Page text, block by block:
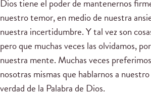
Dios tiene el poder de mantenernos
nuestro temor, en medio de nuestra
nuestra incertidumbre. Y tal vez son
pero que muchas veces las olvidamos,
nuestra mente. Muchas veces
nosotras mismas que hablarnos a
verdad de la Palabra de Dios.